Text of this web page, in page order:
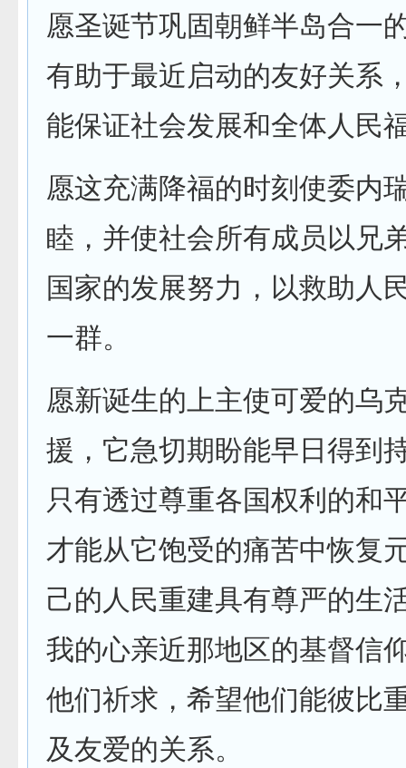
愿圣诞节巩固朝鲜半岛合一
有助于最近启动的友好关系
能保证社会发展和全体人民
愿这充满降福的时刻使委内
睦，并使社会所有成员以兄
国家的发展努力，以救助人
一群。
愿新诞生的上主使可爱的乌
援，它急切期盼能早日得到
只有透过尊重各国权利的和
才能从它饱受的痛苦中恢复
己的人民重建具有尊严的生
我的心亲近那地区的基督信
他们祈求，希望他们能彼比
及友爱的关系。